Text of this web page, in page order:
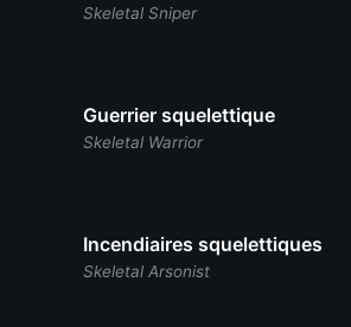
Skeletal Sniper
Guerrier squelettique
Skeletal Warrior
Incendiaires squelettiques
Skeletal Arsonist